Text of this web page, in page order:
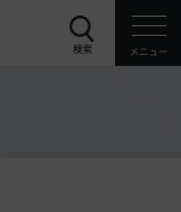
検索 メニュー